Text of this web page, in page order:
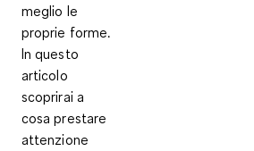
meglio le
proprie forme.
In questo
articolo
scoprirai a
cosa prestare
attenzione